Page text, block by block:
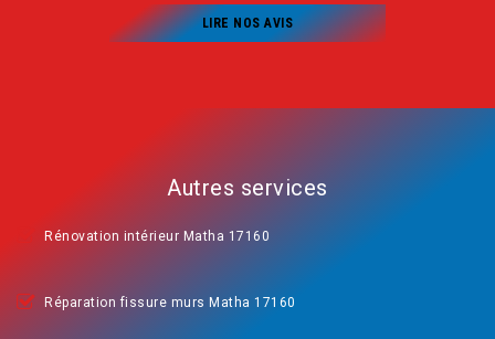
LIRE NOS AVIS
Autres services
Rénovation intérieur Matha 17160
Réparation fissure murs Matha 17160